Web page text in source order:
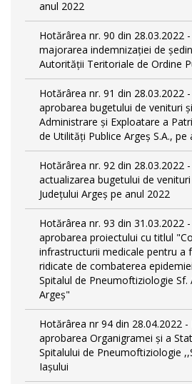
anul 2022
Hotărârea nr. 90 din 28.03.2022
majorarea indemnizației de
Autorității Teritoriale de Ordine
Hotărârea nr. 91 din 28.03.2022
aprobarea bugetului de venituri
Administrare și Exploatare a
de Utilități Publice Argeș S.A., pe
Hotărârea nr. 92 din 28.03.2022
actualizarea bugetului de
Județului Argeș pe anul 2022
Hotărârea nr. 93 din 31.03.2022
aprobarea proiectului cu titlul
infrastructurii medicale pentru a
ridicate de combaterea
Spitalul de Pneumoftiziologie Sf.
Argeș"
Hotărârea nr 94 din 28.04.2022
aprobarea Organigramei și a
Spitalului de Pneumoftiziologie
Iașului